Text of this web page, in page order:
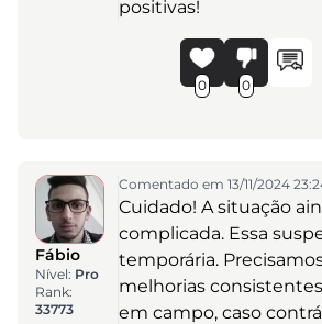
positivas!
0 0
Fábio
Nível: Pro
Rank:
33773
Comentado em 13/11/2024
Cuidado! A situação
complicada. Essa
temporária.
melhorias
em campo, caso